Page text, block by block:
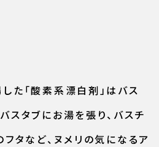
た「酸素系漂白剤」はバス
スタブにお湯を張り、バスチ
フタなど、ヌメリの気になるア